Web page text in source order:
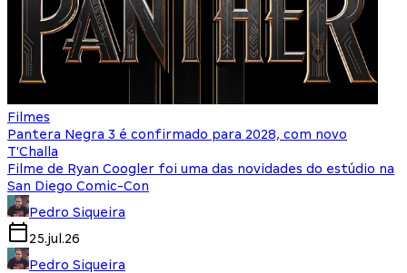
Filmes
Pantera Negra 3 é confirmado para 2028, com novo
T'Challa
Filme de Ryan Coogler foi uma das novidades do estúdio na
San Diego Comic-Con
Pedro Siqueira
25.jul.26
Pedro Siqueira